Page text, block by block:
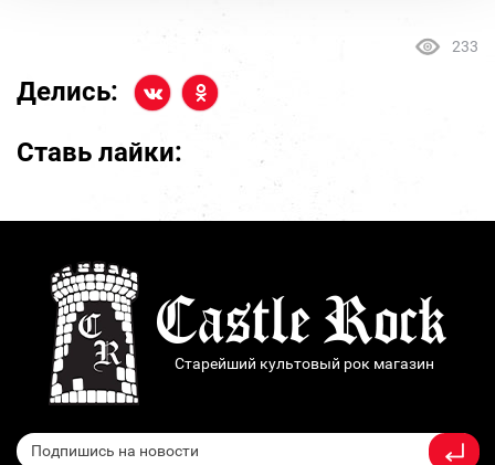
233
Делись:
Ставь лайки:
Старейший культовый рок магазин